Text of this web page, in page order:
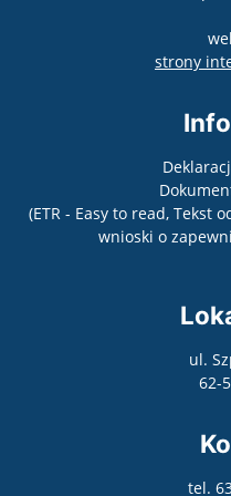
strony
(ETR - Easy to read, Tekst
wnioski o
ul.
62-
tel.